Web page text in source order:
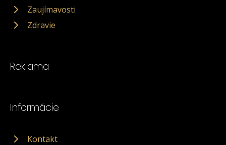
Zaujímavosti
Zdravie
Reklama
Informácie
Kontakt